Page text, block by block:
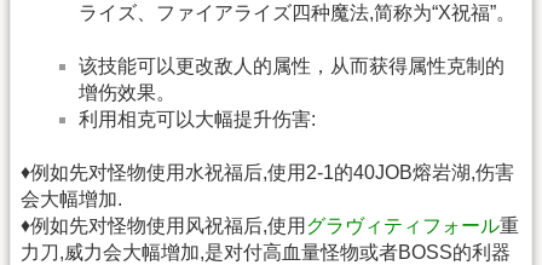
ライズ、ファイアライズ四种魔法,简称为“X祝福”。
该技能可以更改敌人的属性，从而获得属性克制的
增伤效果。
利用相克可以大幅提升伤害:
♦例如先对怪物使用水祝福后,使用2-1的40JOB熔岩湖,伤害
会大幅增加.
♦例如先对怪物使用风祝福后,使用 グラヴィティフォール重
力刀,威力会大幅增加,是对付高血量怪物或者BOSS的利器